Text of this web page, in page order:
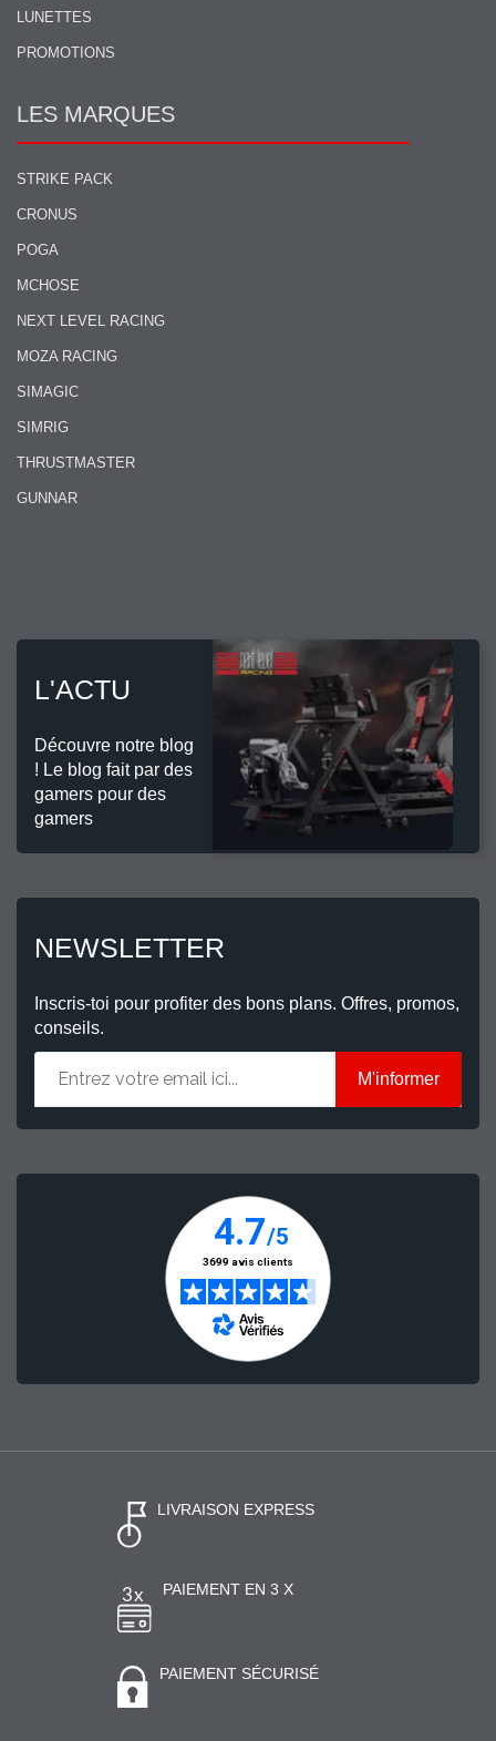
LUNETTES
PROMOTIONS
LES MARQUES
STRIKE PACK
CRONUS
POGA
MCHOSE
NEXT LEVEL RACING
MOZA RACING
SIMAGIC
SIMRIG
THRUSTMASTER
GUNNAR
L'ACTU
Découvre notre blog
! Le blog fait par des
gamers pour des
gamers
NEWSLETTER
Inscris-toi pour profiter des bons plans. Offres, promos,
conseils.
M'informer
LIVRAISON EXPRESS
PAIEMENT EN 3 X
PAIEMENT SÉCURISÉ